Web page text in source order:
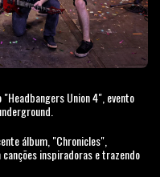
Union 4", evento
álbum, "Chronicles",
inspiradoras e trazendo